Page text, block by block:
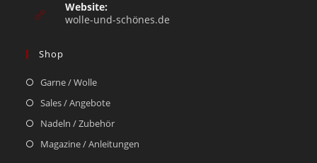
Website:
wolle-und-schönes.de
Shop
Garne / Wolle
Sales / Angebote
Nadeln / Zubehör
Magazine / Anleitungen